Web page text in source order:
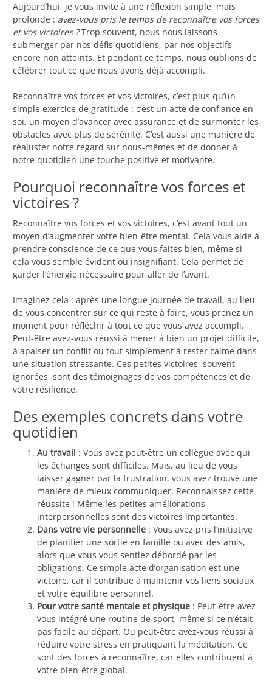
Aujourd’hui, je vous invite à une réflexion simple, mais
profonde : avez-vous pris le temps de reconnaître vos forces
et vos victoires ?Trop souvent, nous nous laissons
submerger par nos défis quotidiens, par nos objectifs
encore non atteints. Et pendant ce temps, nous oublions de
célébrer tout ce que nous avons déjà accompli.
Reconnaître vos forces et vos victoires, c’est plus qu’un
simple exercice de gratitude : c’est un acte de confiance en
soi, un moyen d’avancer avec assurance et de surmonter les
obstacles avec plus de sérénité. C’est aussi une manière de
réajuster notre regard sur nous-mêmes et de donner à
notre quotidien une touche positive et motivante.
Pourquoi reconnaître vos forces et
victoires ?
Reconnaître vos forces et vos victoires, c’est avant tout un
moyen d’augmenter votre bien-être mental. Cela vous aide à
prendre conscience de ce que vous faites bien, même si
cela vous semble évident ou insignifiant. Cela permet de
garder l’énergie nécessaire pour aller de l’avant.
Imaginez cela : après une longue journée de travail, au lieu
de vous concentrer sur ce qui reste à faire, vous prenez un
moment pour réfléchir à tout ce que vous avez accompli.
Peut-être avez-vous réussi à mener à bien un projet difficile,
à apaiser un conflit ou tout simplement à rester calme dans
une situation stressante. Ces petites victoires, souvent
ignorées, sont des témoignages de vos compétences et de
votre résilience.
Des exemples concrets dans votre
quotidien
Au travail : Vous avez peut-être un collègue avec qui
les échanges sont difficiles. Mais, au lieu de vous
laisser gagner par la frustration, vous avez trouvé une
manière de mieux communiquer. Reconnaissez cette
réussite ! Même les petites améliorations
interpersonnelles sont des victoires importantes.
Dans votre vie personnelle : Vous avez pris l’initiative
de planifier une sortie en famille ou avec des amis,
alors que vous vous sentiez débordé par les
obligations. Ce simple acte d’organisation est une
victoire, car il contribue à maintenir vos liens sociaux
et votre équilibre personnel.
Pour votre santé mentale et physique : Peut-être avez-
vous intégré une routine de sport, même si ce n’était
pas facile au départ. Ou peut-être avez-vous réussi à
réduire votre stress en pratiquant la méditation. Ce
sont des forces à reconnaître, car elles contribuent à
votre bien-être global.